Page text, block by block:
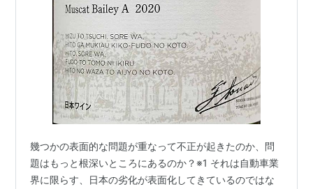
幾つかの表面的な問題が重なって不正が起きたのか、問
題はもっと根深いところにあるのか？※1 それは自動車業
界に限らす、日本の劣化が表面化してきているのではな